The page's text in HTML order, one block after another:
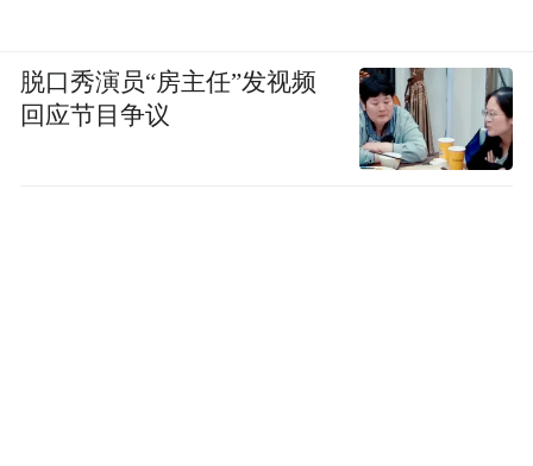
脱口秀演员“房主任”发视频
回应节目争议